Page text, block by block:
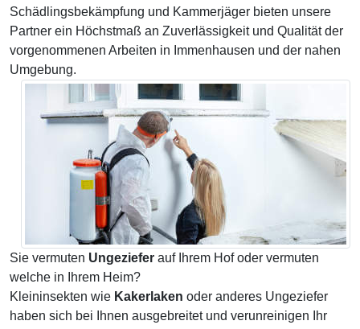
Schädlingsbekämpfung und Kammerjäger bieten unsere
Partner ein Höchstmaß an Zuverlässigkeit und Qualität der
vorgenommenen Arbeiten in Immenhausen und der nahen
Umgebung.
Sie vermuten Ungeziefer auf Ihrem Hof oder vermuten
welche in Ihrem Heim?
Kleininsekten wie Kakerlaken oder anderes Ungeziefer
haben sich bei Ihnen ausgebreitet und verunreinigen Ihr